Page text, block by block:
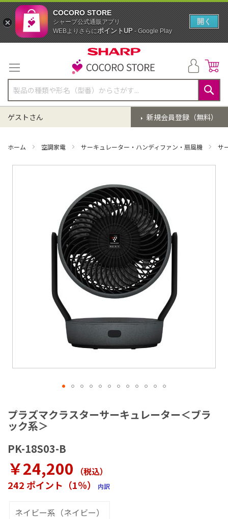
テ
ン
ツ
に
ス
キ
ッ
検
索
新規会員登録（無料）
ゲストさん
ホーム 空調家電 サーキュレーター・ハンディファン・扇風機 サ
プラズマクラスターサーキュレーター＜ブラ
ック系＞
PK-18S03-B
￥24,200 （税込）
242 ポイント（1％） 内訳
ネイビー系（ネイビー）
メ
ー
ジ
ャ
リ
ー
の
初
COCORO STORE
シャープ公式通販アプリ
WEBよりさらにポイントUP- Google Play
開く